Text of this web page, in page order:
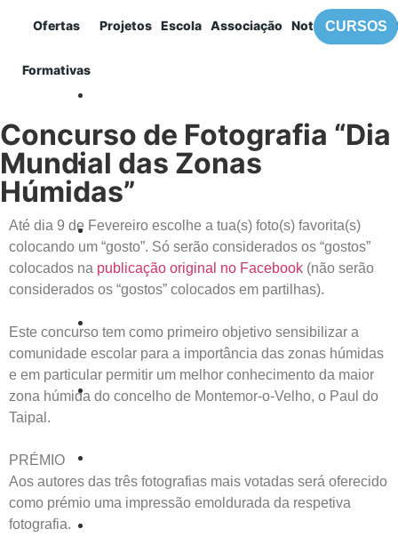
Ofertas
Formativas
Projetos Escola Associação NotíciasCURSOS
ADA,EPDRBM
Concurso de Fotografia “Dia
Mundial das Zonas
Húmidas”
Até dia 9 de Fevereiro escolhe a tua(s) foto(s) favorita(s)
colocando um “gosto”. Só serão considerados os “gostos”
colocados na publicação original no Facebook (não serão
considerados os “gostos” colocados em partilhas).
Este concurso tem como primeiro objetivo sensibilizar a
comunidade escolar para a importância das zonas húmidas
e em particular permitir um melhor conhecimento da maior
zona húmida do concelho de Montemor-o-Velho, o Paul do
Taipal.
PRÉMIO
Aos autores das três fotografias mais votadas será oferecido
como prémio uma impressão emoldurada da respetiva
fotografia.